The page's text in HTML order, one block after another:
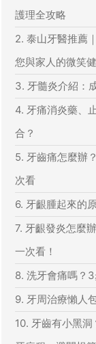
護理全攻略
2. 泰山牙醫推薦
您與家人的微笑
3. 牙髓炎介紹：
4. 牙痛消炎藥、
合？
5. 牙齒痛怎麼辦
次看
6. 牙齦腫起來的
7. 牙齦發炎怎麼
一次看！
8. 洗牙會痛嗎？
9. 牙周治療懶人
10. 牙齒有小黑